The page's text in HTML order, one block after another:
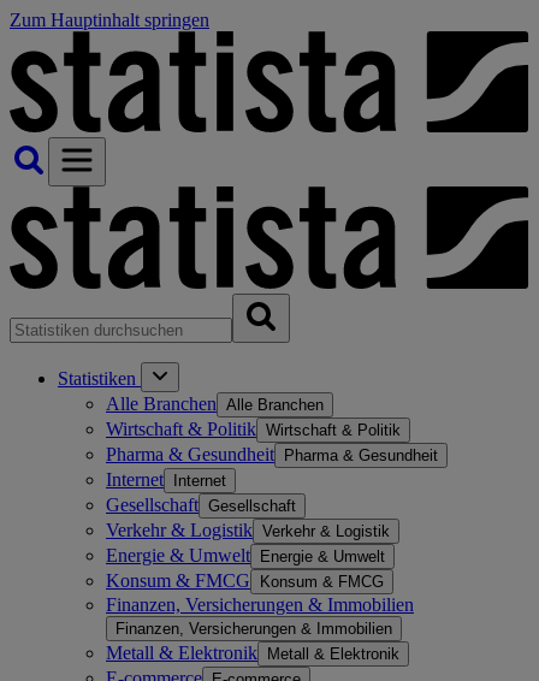
Zum Hauptinhalt springen
Statistiken
Alle Branchen Alle Branchen
Wirtschaft & Politik Wirtschaft & Politik
Pharma & Gesundheit Pharma & Gesundheit
Internet Internet
Gesellschaft Gesellschaft
Verkehr & Logistik Verkehr & Logistik
Energie & Umwelt Energie & Umwelt
Konsum & FMCG Konsum & FMCG
Finanzen, Versicherungen & Immobilien
Finanzen, Versicherungen & Immobilien
Metall & Elektronik Metall & Elektronik